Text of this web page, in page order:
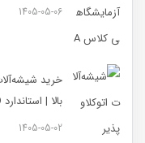
1405-05-06
خرید
بالا | استاندارد ISO
1405-05-02